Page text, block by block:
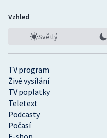
Volejbal
Ostatní
TV program
Živé vysílání
TV poplatky
Teletext
Podcasty
Počasí
Vzhled
Světlý